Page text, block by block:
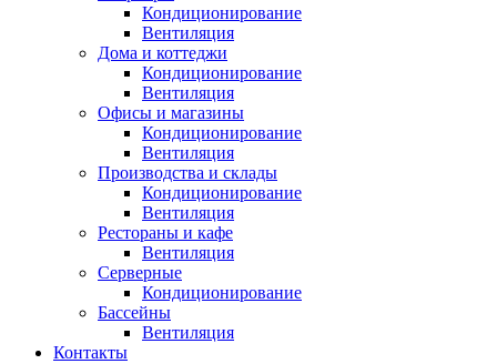
Кондиционирование
Вентиляция
Дома и коттеджи
Кондиционирование
Вентиляция
Офисы и магазины
Кондиционирование
Вентиляция
Производства и склады
Кондиционирование
Вентиляция
Рестораны и кафе
Вентиляция
Серверные
Кондиционирование
Бассейны
Вентиляция
Контакты